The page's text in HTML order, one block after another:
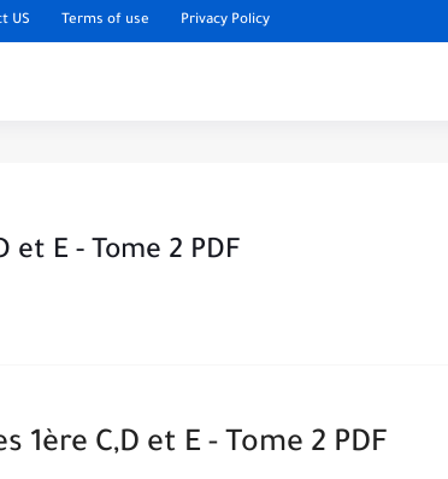
US Terms of use Privacy Policy
E - Tome 2 PDF
C,D et E - Tome 2 PDF